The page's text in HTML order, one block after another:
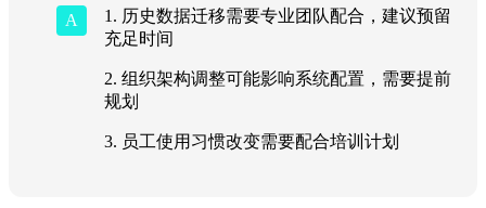
1. 历史数据迁移需要专业团队配合，建议预留
充足时间
2. 组织架构调整可能影响系统配置，需要提前
规划
3. 员工使用习惯改变需要配合培训计划